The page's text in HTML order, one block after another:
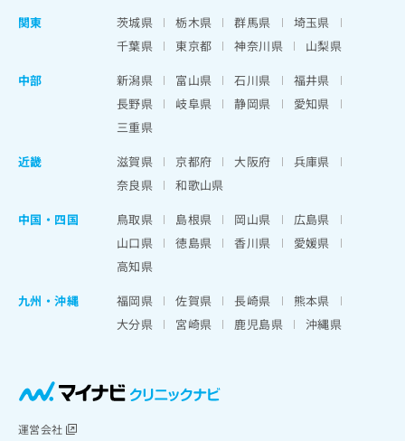
関東
茨城県 栃木県 群馬県
埼玉県
千葉県
東京都 神奈川県
山梨県
中部
新潟県 富山県 石川県
福井県
長野県
岐阜県 静岡県
愛知県
三重県
近畿
滋賀県 京都府 大阪府
兵庫県
奈良県
和歌山県
中国・四国
鳥取県 島根県 岡山県
広島県
山口県
徳島県 香川県
愛媛県
高知県
九州・沖縄
福岡県 佐賀県 長崎県
熊本県
大分県
宮崎県 鹿児島県 沖縄県
運営会社